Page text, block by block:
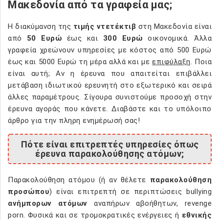
Μακεδονία από τα γραφεία μας;
Η διακύμανση της τιμής ντετέκτιβ στη Μακεδονία είναι
από 50 Ευρώ έως και 300 Ευρώ οικονομικά. Άλλα
γραφεία χρεώνουν υπηρεσίες με κόστος από 500 Ευρώ
έως και 5000 Ευρώ τη μέρα αλλά και μεεπιφύλαξη. Ποια
είναι αυτή; Αν η έρευνα που απαιτείται επιβάλλει
μετάβαση ιδιωτικού ερευνητή στο εξωτερικό και σειρά
άλλες παραμέτρους. Σίγουρα συνιστούμε προσοχή στην
έρευνα αγοράς που κάνετε. Διαβάστε και το υπόλοιπο
άρθρο για την πληρη ενημέρωσή σας!
Πότε είναι επιτρεπτές υπηρεσίες όπως
έρευνα παρακολούθησης ατόμων;
Παρακολούθηση ατόμου (ή αν θέλετε παρακολούθηση
προσώπου) είναι επιτρεπτή σε περιπτώσεις bullying
ανήμπορων ατόμων αναπήρων αβοήθητων, revenge
porn. Φυσικά και σε τρομοκρατικές ενέργειες ή εθνικής